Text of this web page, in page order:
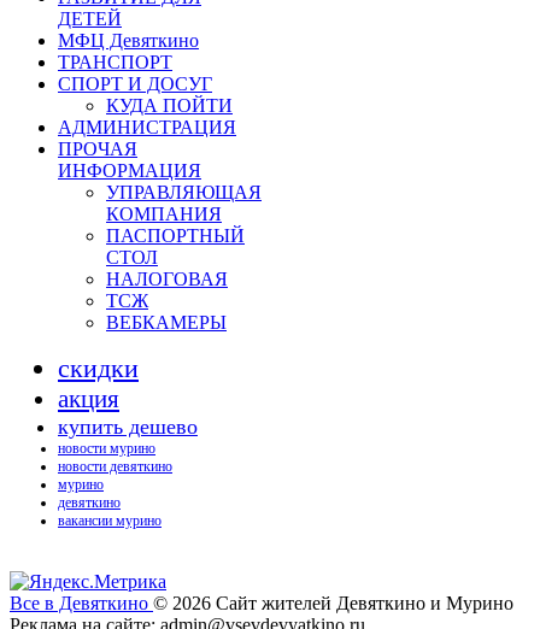
ДЕТЕЙ
МФЦ Девяткино
ТРАНСПОРТ
СПОРТ И ДОСУГ
КУДА ПОЙТИ
АДМИНИСТРАЦИЯ
ПРОЧАЯ
ИНФОРМАЦИЯ
УПРАВЛЯЮЩАЯ
КОМПАНИЯ
ПАСПОРТНЫЙ
СТОЛ
НАЛОГОВАЯ
ТСЖ
ВЕБКАМЕРЫ
скидки
акция
купить дешево
новости мурино
новости девяткино
мурино
девяткино
вакансии мурино
Все в Девяткино © 2026 Сайт жителей Девяткино и Мурино